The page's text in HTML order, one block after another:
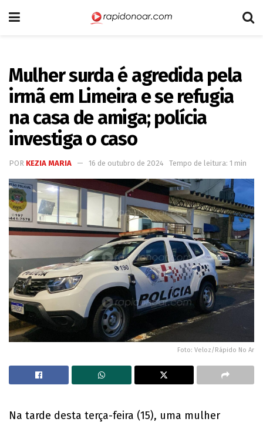
Mulher surda é agredida pela
irmã em Limeira e se refugia
na casa de amiga; polícia
investiga o caso
POR KEZIA MARIA 16 de outubro de 2024 Tempo de leitura: 1 min
Foto: Veloz/Rápido No Ar
Na tarde desta terça-feira (15), uma mulher